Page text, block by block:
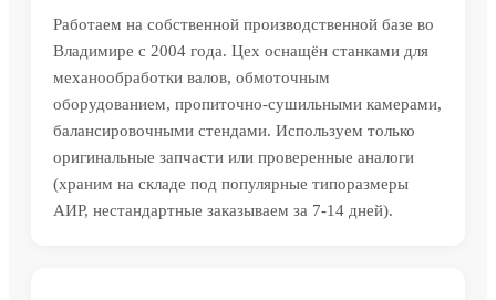
Работаем на собственной производственной базе во
Владимире с 2004 года. Цех оснащён станками для
механообработки валов, обмоточным
оборудованием, пропиточно-сушильными камерами,
балансировочными стендами. Используем только
оригинальные запчасти или проверенные аналоги
(храним на складе под популярные типоразмеры
АИР, нестандартные заказываем за 7-14 дней).